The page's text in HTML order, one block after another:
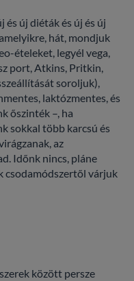
és új diéták és új és új
hát, mondjuk
ételeket, legyél vega,
port, Atkins, Pritkin,
soroljuk),
laktózmentes, és
őszinték –, ha
sokkal több karcsú és
az
Időnk nincs, pláne
csodamódszertől várjuk
között persze